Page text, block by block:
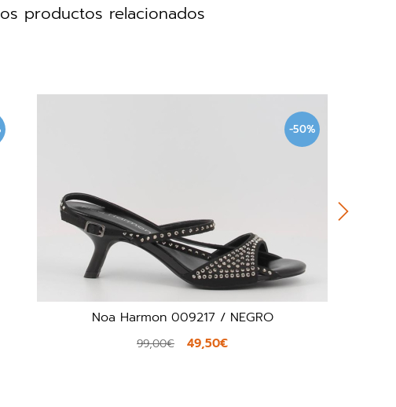
productos relacionados
Noa Harmon 009217 / NEGRO
49,50€